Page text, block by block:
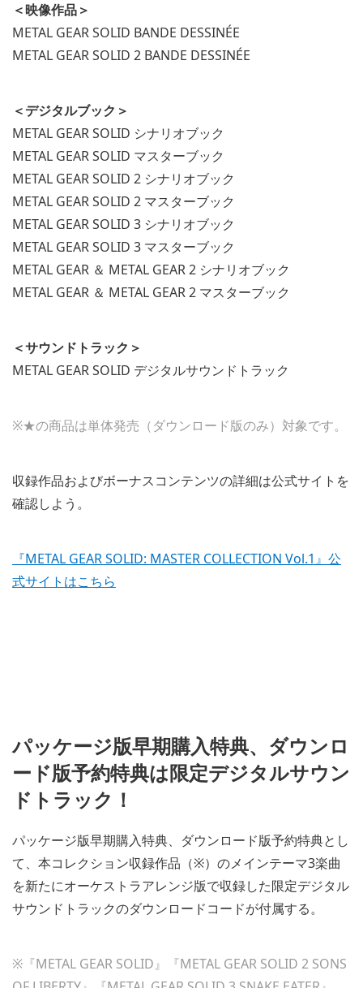
＜映像作品＞
METAL GEAR SOLID BANDE DESSINÉE
METAL GEAR SOLID 2 BANDE DESSINÉE
＜デジタルブック＞
METAL GEAR SOLID シナリオブック
METAL GEAR SOLID マスターブック
METAL GEAR SOLID 2 シナリオブック
METAL GEAR SOLID 2 マスターブック
METAL GEAR SOLID 3 シナリオブック
METAL GEAR SOLID 3 マスターブック
METAL GEAR ＆ METAL GEAR 2 シナリオブック
METAL GEAR ＆ METAL GEAR 2 マスターブック
＜サウンドトラック＞
METAL GEAR SOLID デジタルサウンドトラック
※★の商品は単体発売（ダウンロード版のみ）対象です。
収録作品およびボーナスコンテンツの詳細は公式サイトを
確認しよう。
『METAL GEAR SOLID: MASTER COLLECTION Vol.1』公
式サイトはこちら
パッケージ版早期購入特典、ダウンロ
ード版予約特典は限定デジタルサウン
ドトラック！
パッケージ版早期購入特典、ダウンロード版予約特典とし
て、本コレクション収録作品（※）のメインテーマ3楽曲
を新たにオーケストラアレンジ版で収録した限定デジタル
サウンドトラックのダウンロードコードが付属する。
※『METAL GEAR SOLID』『METAL GEAR SOLID 2 SONS